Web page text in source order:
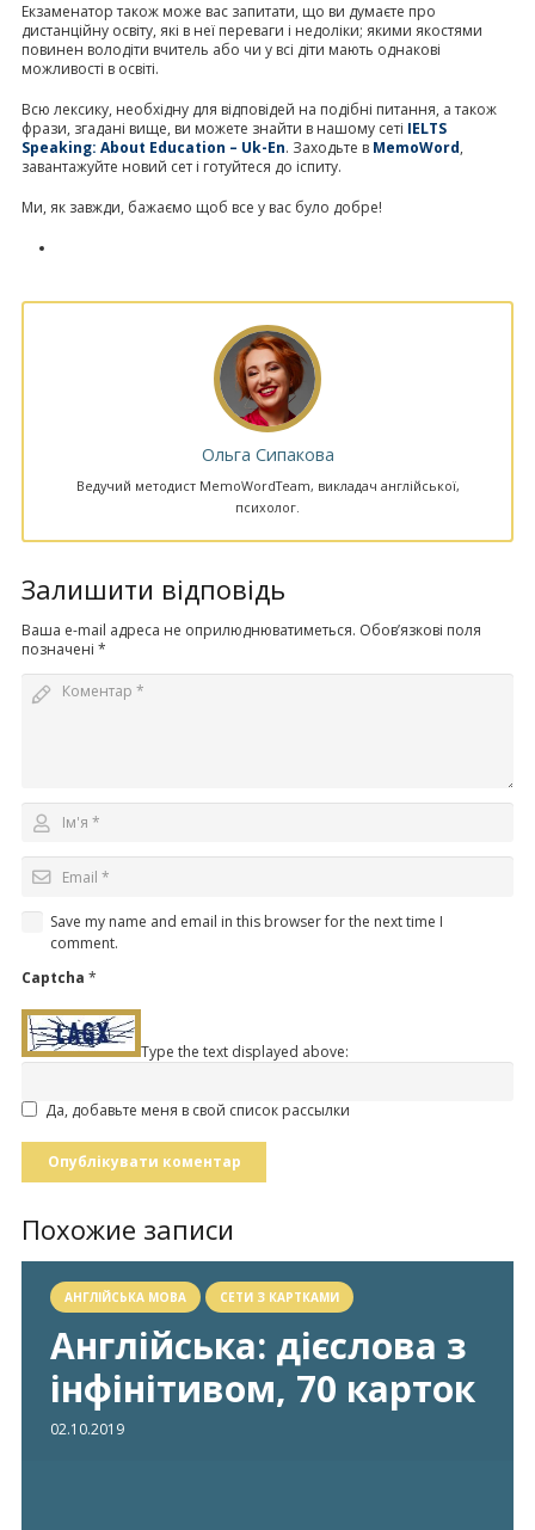
Екзаменатор також може вас запитати, що ви думаєте про
дистанційну освіту, які в неї переваги і недоліки; якими якостями
повинен володіти вчитель або чи у всі діти мають однакові
можливості в освіті.
Всю лексику, необхідну для відповідей на подібні питання, а також
фрази, згадані вище, ви можете знайти в нашому сеті IELTS
Speaking: About Education – Uk-En. Заходьте в MemoWord,
завантажуйте новий сет і готуйтеся до іспиту.
Ми, як завжди, бажаємо щоб все у вас було добре!
Ольга Сипакова
Ведучий методист MemoWordTeam, викладач англійської,
психолог.
Залишити відповідь
Ваша e-mail адреса не оприлюднюватиметься. Обов’язкові поля
позначені *
Save my name and email in this browser for the next time I
comment.
Captcha *
Type the text displayed above:
Да, добавьте меня в свой список рассылки
Опублікувати коментар
Похожие записи
АНГЛІЙСЬКА МОВА СЕТИ З КАРТКАМИ
Англійська: дієслова з
інфінітивом, 70 карток
02.10.2019